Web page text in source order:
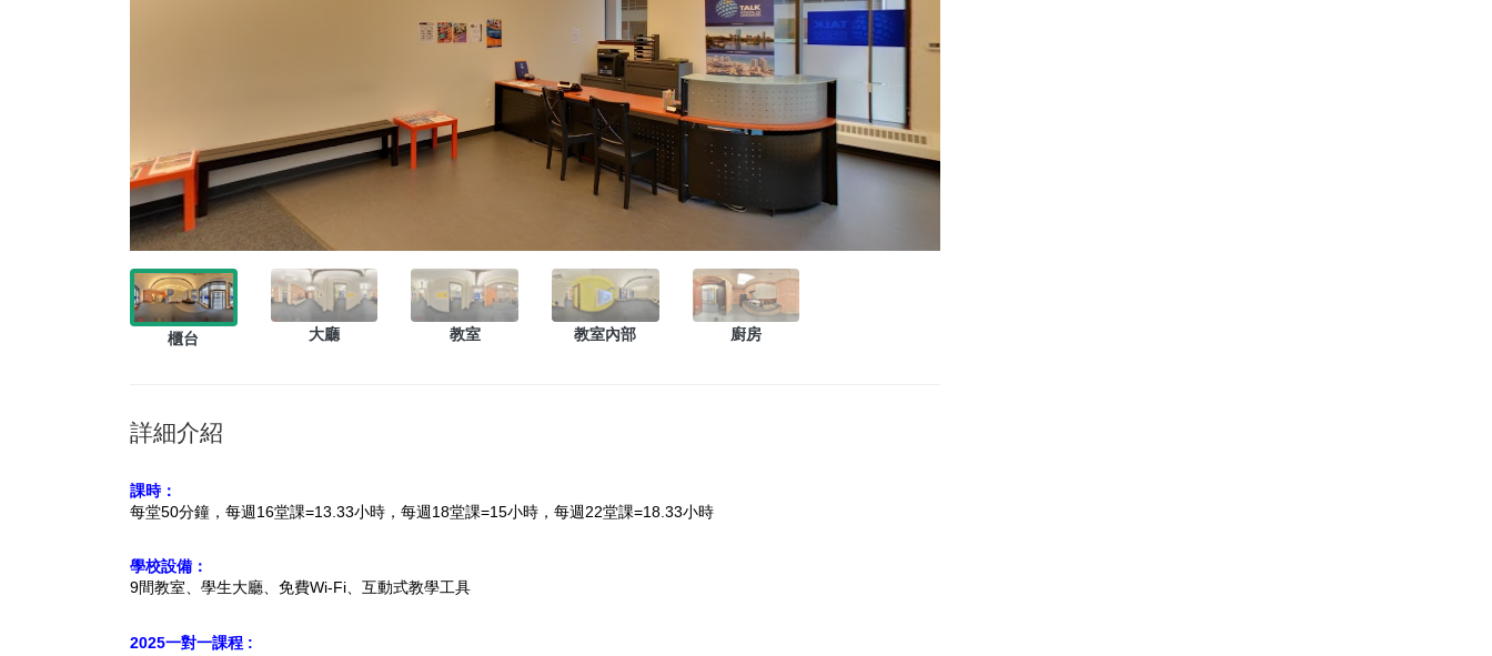
櫃台 大廳 教室 教室內部 廚房
詳細介紹
課時：
每堂50分鐘，每週16堂課=13.33小時， 每週18堂課=15小時， 每週22堂課=18.33小時
學校設備：
9間教室、學生大廳、免費Wi-Fi、互動式教學工具
2025一對一課程 :